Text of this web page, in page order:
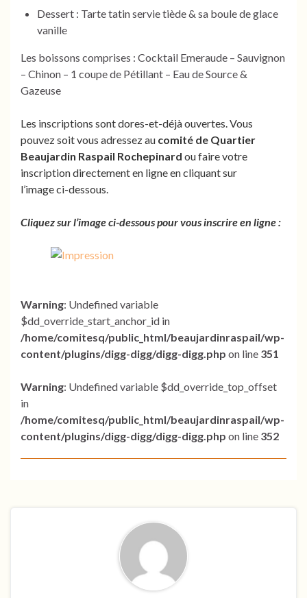
Dessert : Tarte tatin servie tiède & sa boule de glace
vanille
Les boissons comprises : Cocktail Emeraude – Sauvignon
– Chinon – 1 coupe de Pétillant – Eau de Source &
Gazeuse
Les inscriptions sont dores-et-déjà ouvertes. Vous
pouvez soit vous adressez au comité de Quartier
Beaujardin Raspail Rochepinard ou faire votre
inscription directement en ligne en cliquant sur
l’image ci-dessous.
Cliquez sur l’image ci-dessous pour vous inscrire en ligne :
Warning: Undefined variable
$dd_override_start_anchor_id in
/home/comitesq/public_html/beaujardinraspail/wp-
content/plugins/digg-digg/digg-digg.php on line 351
Warning: Undefined variable $dd_override_top_offset
in
/home/comitesq/public_html/beaujardinraspail/wp-
content/plugins/digg-digg/digg-digg.php on line 352